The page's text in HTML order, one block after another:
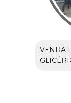
VENDA